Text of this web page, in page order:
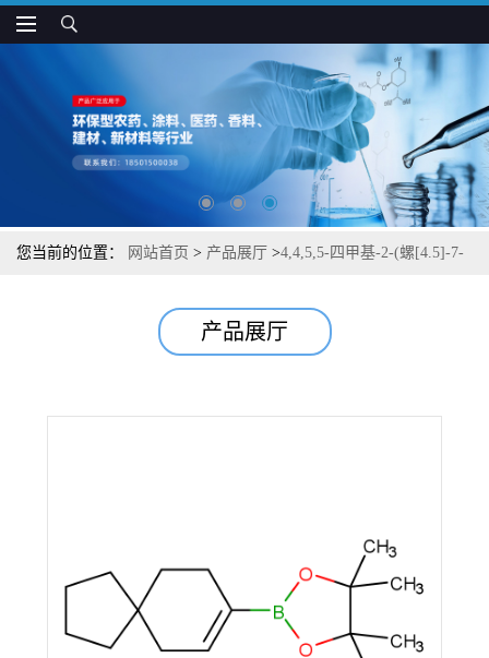
您当前的位置： 网站首页 > 产品展厅 >4,4,5,5-四甲基-2-(螺[4.5]-7-
产品展厅